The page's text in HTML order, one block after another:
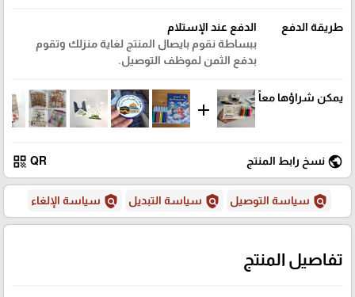
طريقة الدفع
الدفع عند الإستلام
ببساطة نقوم بايصال المنتج لغاية منزلك وتقوم
بدفع الثمن لموظف التوصيل.
يمكن شراؤها معاً
add
public نسخ رابط المنتج QR
qr_code
policy سياسة التوصيل policy سياسة التبديل policy سياسة الإلغاء
تفاصيل المنتج